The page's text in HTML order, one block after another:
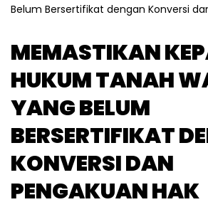
Belum Bersertifikat dengan Konversi
MEMASTIKAN
HUKUM TANAH
YANG BELUM
BERSERTIFIKAT
KONVERSI DAN
PENGAKUAN HAK